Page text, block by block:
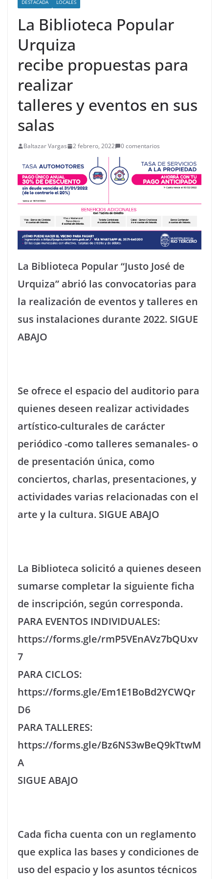
DESTACADA LOCALES
La Biblioteca Popular
Urquiza
recibe propuestas para
realizar
talleres y eventos en sus
salas
Baltazar Vargas 2 febrero, 2022 0 comentarios
La Biblioteca Popular “Justo José de
Urquiza” abrió las convocatorias para
la realización de eventos y talleres en
sus instalaciones durante 2022. SIGUE
ABAJO
Se ofrece el espacio del auditorio para
quienes deseen realizar actividades
artístico-culturales de carácter
periódico -como talleres semanales- o
de presentación única, como
conciertos, charlas, presentaciones, y
actividades varias relacionadas con el
arte y la cultura. SIGUE ABAJO
La Biblioteca solicitó a quienes deseen
sumarse completar la siguiente ficha
de inscripción, según corresponda.
PARA EVENTOS INDIVIDUALES:
https://forms.gle/rmP5VEnAVz7bQUxv
7
PARA CICLOS:
https://forms.gle/Em1E1BoBd2YCWQr
D6
PARA TALLERES:
https://forms.gle/Bz6NS3wBeQ9kTtwM
A
SIGUE ABAJO
Cada ficha cuenta con un reglamento
que explica las bases y condiciones de
uso del espacio y los asuntos técnicos